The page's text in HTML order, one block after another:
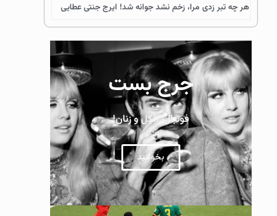
هر چه تبر زدی مرا، زخم نشد جوانه شد! ایرج جنتی عطایی
جرج بست
فوتبال، الکل و زنان!
بخوانید